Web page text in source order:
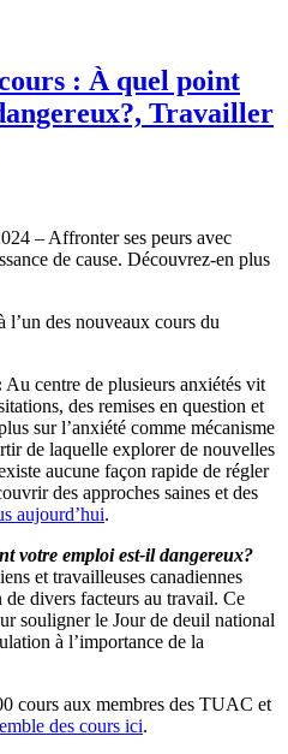
: À quel point
Travailler
– Affronter ses peurs avec
de cause. Découvrez-en plus
l’un des nouveaux cours du
Au centre de plusieurs anxiétés vit
des remises en question et
sur l’anxiété comme mécanisme
de laquelle explorer de nouvelles
aucune façon rapide de régler
des approches saines et des
aujourd’hui.
votre emploi est-il dangereux?
et travailleuses canadiennes
de divers facteurs au travail. Ce
souligner le Jour de deuil national
à l’importance de la
cours aux membres des TUAC et
des cours ici.